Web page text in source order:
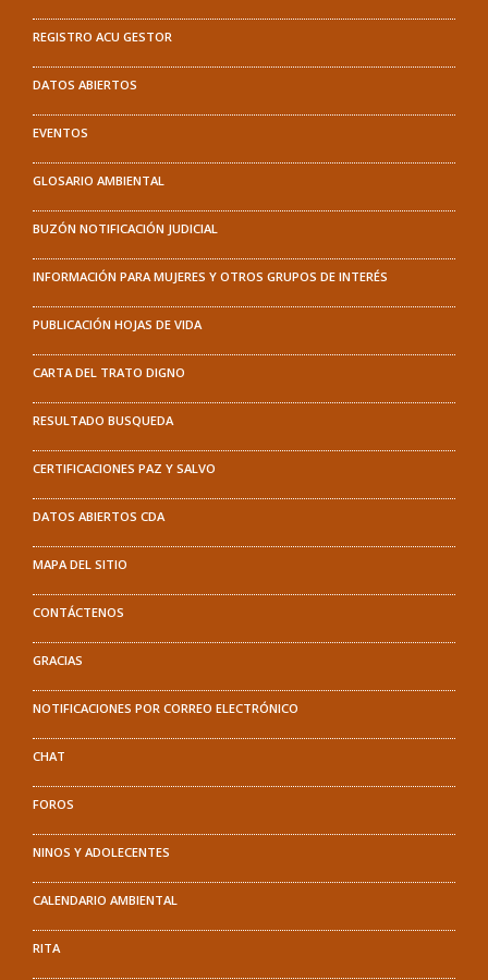
REGISTRO ACU GESTOR
DATOS ABIERTOS
EVENTOS
GLOSARIO AMBIENTAL
BUZÓN NOTIFICACIÓN JUDICIAL
INFORMACIÓN PARA MUJERES Y OTROS GRUPOS DE INTERÉS
PUBLICACIÓN HOJAS DE VIDA
CARTA DEL TRATO DIGNO
RESULTADO BUSQUEDA
CERTIFICACIONES PAZ Y SALVO
DATOS ABIERTOS CDA
MAPA DEL SITIO
CONTÁCTENOS
GRACIAS
NOTIFICACIONES POR CORREO ELECTRÓNICO
CHAT
FOROS
NINOS Y ADOLECENTES
CALENDARIO AMBIENTAL
RITA